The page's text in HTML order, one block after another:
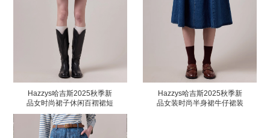
Hazzys哈吉斯2025秋季新
品女时尚裙子休闲百褶裙短
裙
Hazzys哈吉斯2025秋季新
品女装时尚半身裙牛仔裙装